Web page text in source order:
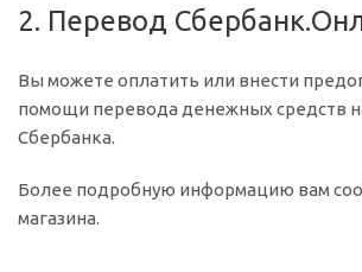
2. Перевод
Вы можете оплатить или внести
помощи перевода денежных средств
Сбербанка.
Более подробную информацию вам
магазина.